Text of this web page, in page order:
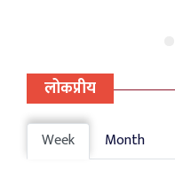
लोकप्रीय
Week Month